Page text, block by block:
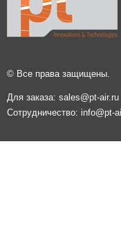
© Все права защищены.
Для заказа: sales@pt-air.ru
Сотрудничество: info@pt-